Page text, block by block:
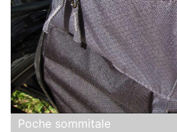
Poche sommitale